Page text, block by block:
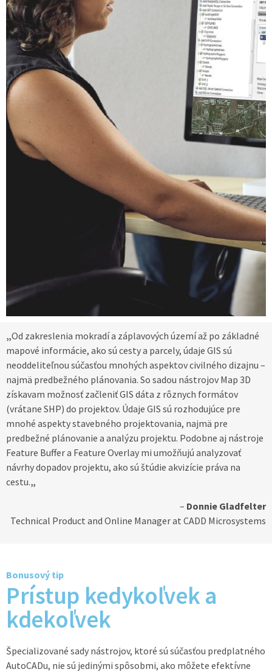
„Od zakreslenia mokradí a záplavových území až po základné
mapové informácie, ako sú cesty a parcely, údaje GIS sú
neoddeliteľnou súčasťou mnohých aspektov civilného dizajnu –
najmä predbežného plánovania. So sadou nástrojov Map 3D
získavam možnosť začleniť GIS dáta z rôznych formátov
(vrátane SHP) do projektov. Údaje GIS sú rozhodujúce pre
mnohé aspekty stavebného projektovania, najmä pre
predbežné plánovanie a analýzu projektu. Podobne aj nástroje
Feature Buffer a Feature Overlay mi umožňujú analyzovať
návrhy dopadov projektu, ako sú štúdie akvizície práva na
cestu.„
– Donnie Gladfelter
Technical Product and Online Manager at CADD Microsystems
Bonusový tip
Prístup kedykoľvek a
kdekoľvek
Špecializované sady nástrojov, ktoré sú súčasťou predplatného
AutoCADu, nie sú jedinými spôsobmi, ako môžete efektívne